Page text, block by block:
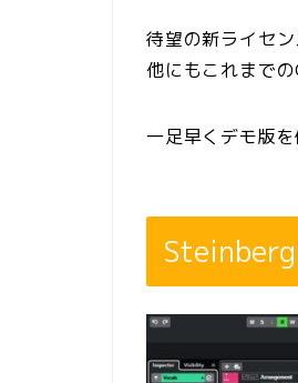
待望の新ライセ
他にもこれまで
一足早くデモ版